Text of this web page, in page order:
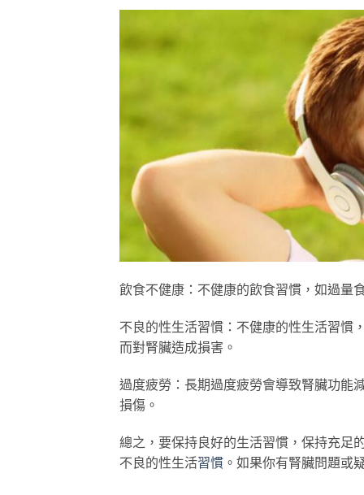
飲食不健康：不健康的飲食習慣，如過量
不良的性生活習慣：不健康的性生活習慣
而對腎臟造成損害。
過度疲勞：長期過度疲勞會導致腎臟功能
損傷。
總之，要保持良好的生活習慣，保持充足
不良的性生活習慣 。如果你有腎臟問題或